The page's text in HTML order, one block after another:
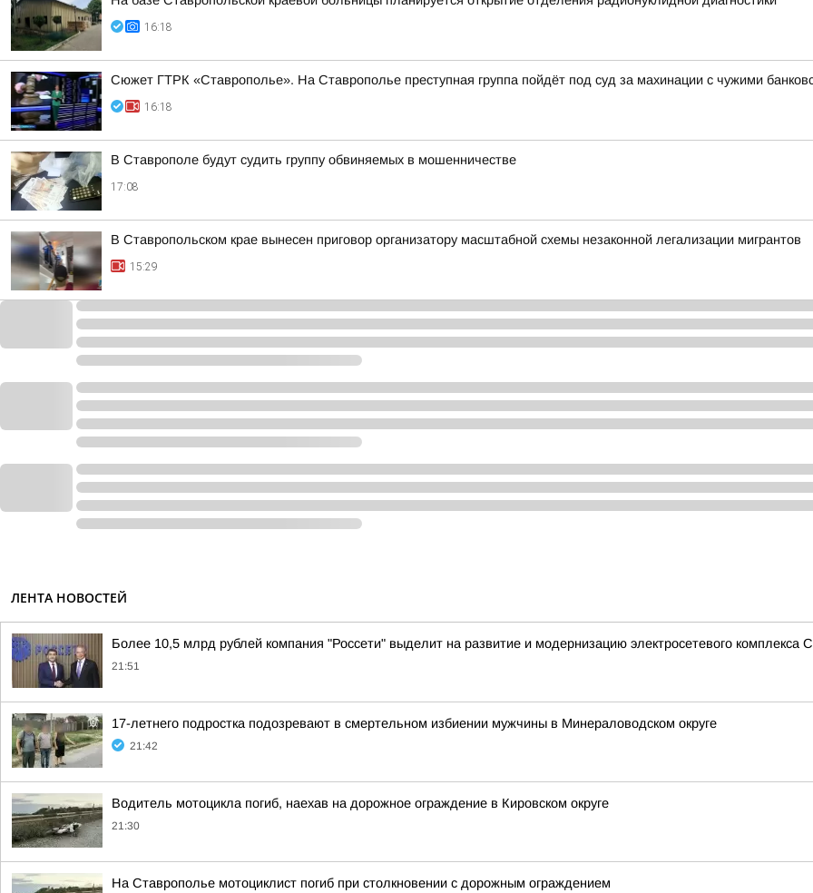
16:18
Сюжет ГТРК «Ставрополье». На Ставрополье преступная группа пойдёт под суд за махинации с чужими
16:18
В Ставрополе будут судить группу обвиняемых в мошенничестве
17:08
В Ставропольском крае вынесен приговор организатору масштабной схемы незаконной легализации мигрантов
15:29
ЛЕНТА НОВОСТЕЙ
Более 10,5 млрд рублей компания "Россети" выделит на развитие и модернизацию электросетевого комплекса
21:51
17-летнего подростка подозревают в смертельном избиении мужчины в Минераловодском округе
21:42
Водитель мотоцикла погиб, наехав на дорожное ограждение в Кировском округе
21:30
На Ставрополье мотоциклист погиб при столкновении с дорожным ограждением